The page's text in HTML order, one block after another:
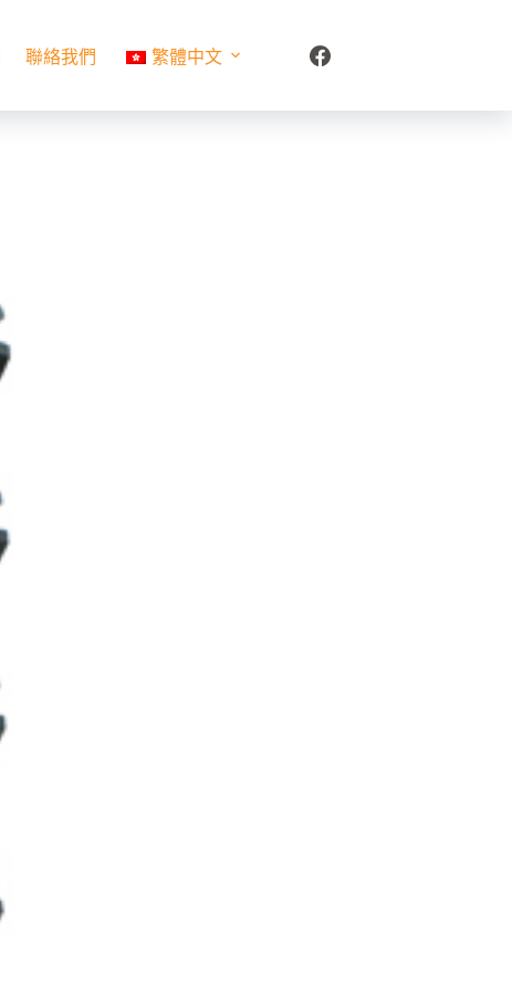
聯絡我們 繁體中文